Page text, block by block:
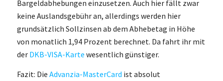
Bargeldabhebungen einzusetzen. Auch hier fällt zwar
keine Auslandsgebühr an, allerdings werden hier
grundsätzlich Sollzinsen ab dem Abhebetag in Höhe
von monatlich 1,94 Prozent berechnet. Da fahrt ihr mit
der DKB-VISA-Karte wesentlich günstiger.
Fazit: Die Advanzia-MasterCard ist absolut